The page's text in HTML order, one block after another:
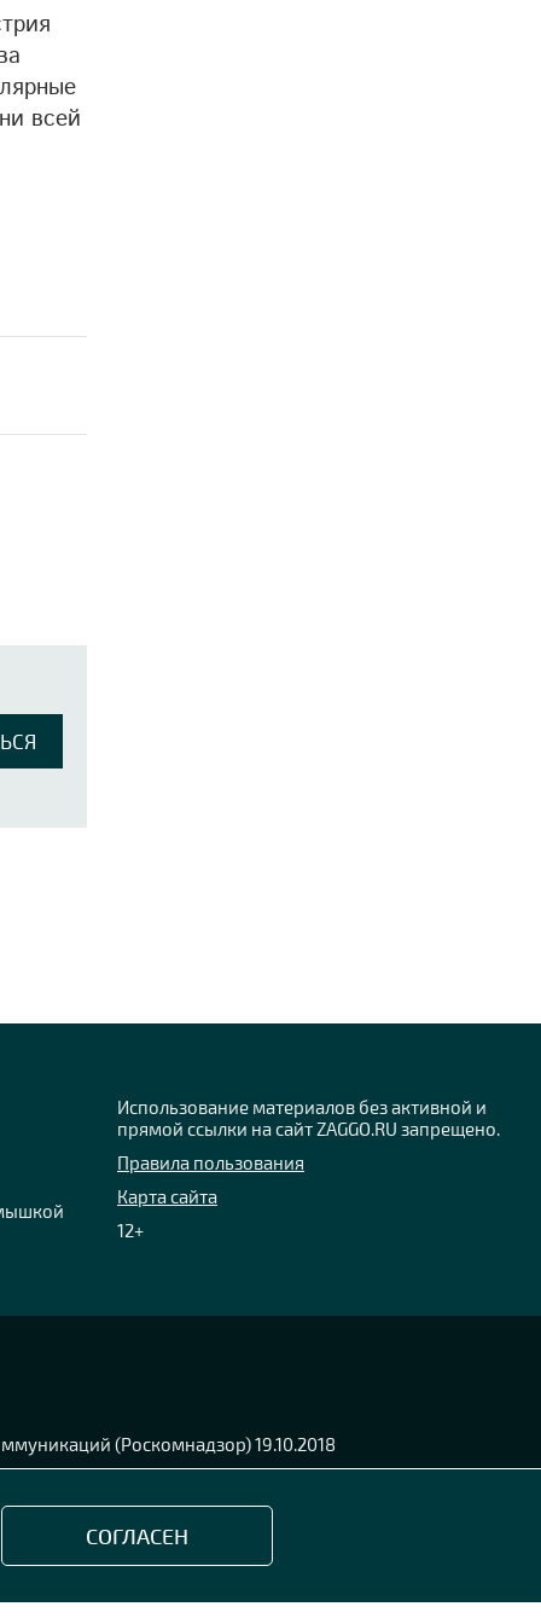
всей
Использование материалов без активной и
прямой ссылки на сайт ZAGGO.RU запрещено.
Правила пользования
Карта сайта
12+
(Роскомнадзор) 19.10.2018
СОГЛАСЕН